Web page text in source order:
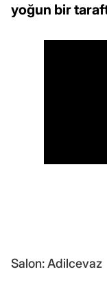
yoğun bir
Salon: Adilcevaz